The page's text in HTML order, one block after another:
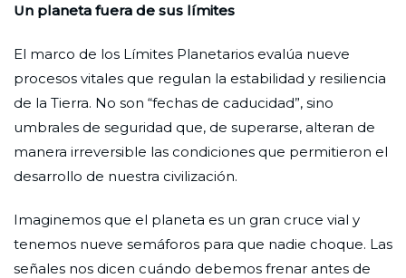
Un planeta fuera de sus límites
El marco de los Límites Planetarios evalúa nueve
procesos vitales que regulan la estabilidad y resiliencia
de la Tierra. No son “fechas de caducidad”, sino
umbrales de seguridad que, de superarse, alteran de
manera irreversible las condiciones que permitieron el
desarrollo de nuestra civilización.
Imaginemos que el planeta es un gran cruce vial y
tenemos nueve semáforos para que nadie choque. Las
señales nos dicen cuándo debemos frenar antes de